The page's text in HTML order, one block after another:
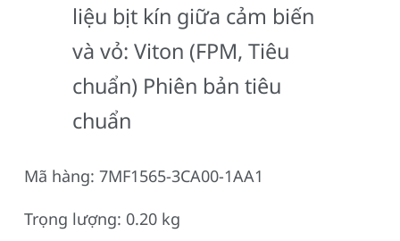
liệu bịt kín giữa cảm biến
và vỏ: Viton (FPM, Tiêu
chuẩn) Phiên bản tiêu
chuẩn
Mã hàng: 7MF1565-3CA00-1AA1
Trọng lượng: 0.20 kg